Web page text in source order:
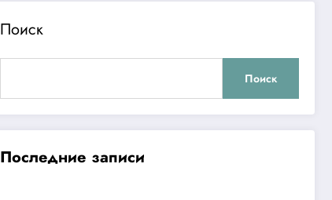
Поиск
Поиск
Последние записи